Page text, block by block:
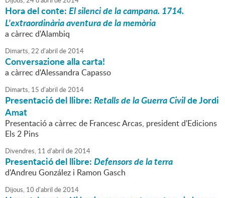
Hora del conte:El silenci de la campana. 1714.
L'extraordinària aventura de la memòria
a càrrec d'Alambiq
Dimarts,22 d'abril de2014
Conversazione alla carta!
a càrrec d'Alessandra Capasso
Dimarts, 15 d'abril de2014
Presentació del llibre:Retalls de la Guerra Civilde Jordi
Amat
Presentació a càrrec de Francesc Arcas, president d'Edicions
Els 2 Pins
Divendres, 11 d'abril de2014
Presentació del llibre:Defensors de la terra
d'Andreu González i Ramon Gasch
Dijous, 10 d'abril de2014